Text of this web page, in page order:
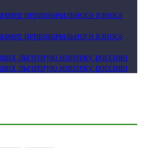
первоначального взноса
первоначального взноса
льготную ипотеку россиян
льготную ипотеку россиян